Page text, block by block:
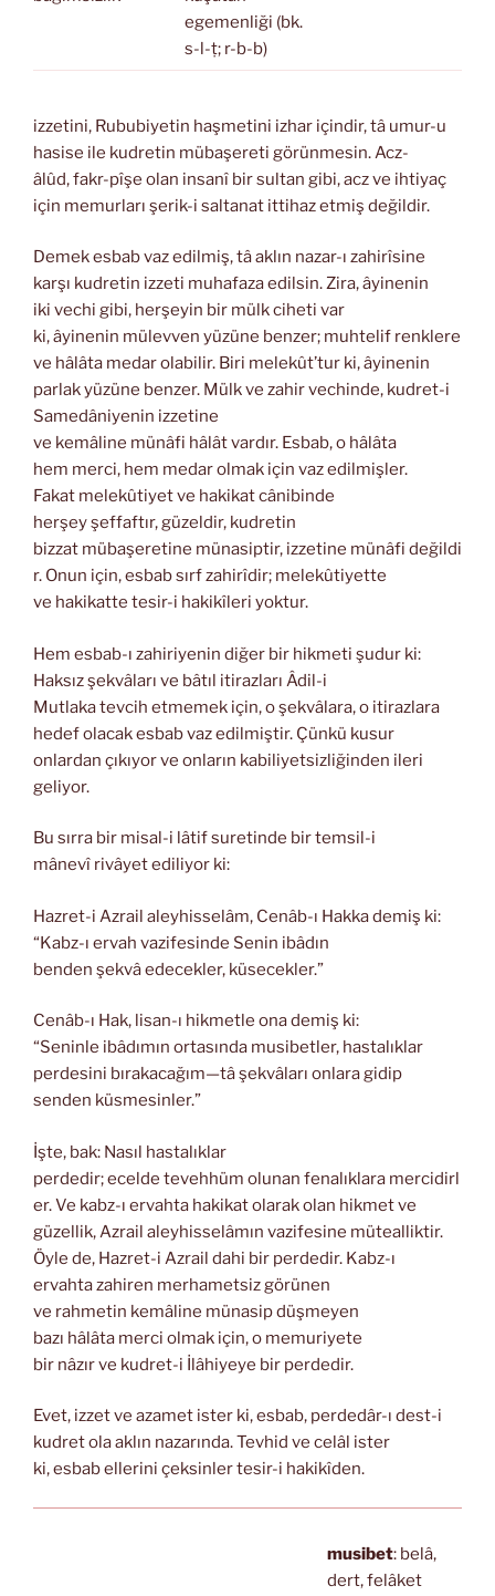
egemenliği (bk.
s-l-ṭ; r-b-b)
izzetini, Rububiyetin haşmetini izhar içindir, tâ umur-u
hasise ile kudretin mübaşereti görünmesin. Acz-
âlûd, fakr-pîşe olan insanî bir sultan gibi, acz ve ihtiyaç
için memurları şerik-i saltanat ittihaz etmiş değildir.
Demek esbab vaz edilmiş, tâ aklın nazar-ı zahirîsine
karşı kudretin izzeti muhafaza edilsin. Zira, âyinenin
iki vechi gibi, herşeyin bir mülk ciheti var
ki, âyinenin mülevven yüzüne benzer; muhtelif renklere
ve hâlâta medar olabilir. Biri melekût’tur ki, âyinenin
parlak yüzüne benzer. Mülk ve zahir vechinde, kudret-i
Samedâniyenin izzetine
ve kemâline münâfi hâlât vardır. Esbab, o hâlâta
hem merci, hem medar olmak için vaz edilmişler.
Fakat melekûtiyet ve hakikat cânibinde
herşey şeffaftır, güzeldir, kudretin
bizzat mübaşeretine münasiptir, izzetine münâfi değildi
r. Onun için, esbab sırf zahirîdir; melekûtiyette
ve hakikatte tesir-i hakikîleri yoktur.
Hem esbab-ı zahiriyenin diğer bir hikmeti şudur ki:
Haksız şekvâları ve bâtıl itirazları Âdil-i
Mutlaka tevcih etmemek için, o şekvâlara, o itirazlara
hedef olacak esbab vaz edilmiştir. Çünkü kusur
onlardan çıkıyor ve onların kabiliyetsizliğinden ileri
geliyor.
Bu sırra bir misal-i lâtif suretinde bir temsil-i
mânevî rivâyet ediliyor ki:
Hazret-i Azrail aleyhisselâm, Cenâb-ı Hakka demiş ki:
“Kabz-ı ervah vazifesinde Senin ibâdın
benden şekvâ edecekler, küsecekler.”
Cenâb-ı Hak, lisan-ı hikmetle ona demiş ki:
“Seninle ibâdımın ortasında musibetler, hastalıklar
perdesini bırakacağım—tâ şekvâları onlara gidip
senden küsmesinler.”
İşte, bak: Nasıl hastalıklar
perdedir; ecelde tevehhüm olunan fenalıklara mercidirl
er. Ve kabz-ı ervahta hakikat olarak olan hikmet ve
güzellik, Azrail aleyhisselâmın vazifesine mütealliktir.
Öyle de, Hazret-i Azrail dahi bir perdedir. Kabz-ı
ervahta zahiren merhametsiz görünen
ve rahmetin kemâline münasip düşmeyen
bazı hâlâta merci olmak için, o memuriyete
bir nâzır ve kudret-i İlâhiyeye bir perdedir.
Evet, izzet ve azamet ister ki, esbab, perdedâr-ı dest-i
kudret ola aklın nazarında. Tevhid ve celâl ister
ki, esbab ellerini çeksinler tesir-i hakikîden.
musibet: belâ,
dert, felâket